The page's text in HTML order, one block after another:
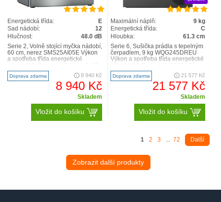
Energetická třída:
E
Sad nádobí:
12
Hlučnost:
48.0 dB
Serie 2, Volně stojící myčka nádobí,
60 cm, nerez SMS25AI05E Výkon
a spotřeba třída energetické
kWh / 9.5 l..
Doprava zdarma 8 940 Kč
8 940 Kč
Skladem
Vložit do košíku
Maximální náplň:
9 kg
Energetická třída:
C
Hloubka:
61.3 cm
Serie 6, Sušička prádla s tepelným
čerpadlem, 9 kg WQG245DREU
Výkon a spotřeba třída energetické
jmenovitá ka..
Doprava zdarma 21 577 Kč
21 577 Kč
Skladem
Vložit do košíku
1 2 3 ... 72 Další
Zobrazit další produkty